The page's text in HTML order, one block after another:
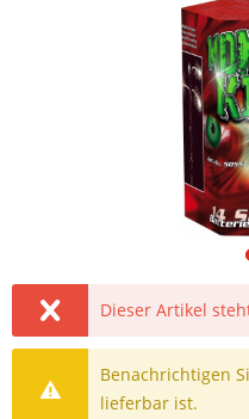
Dieser Artikel
Benachrichtigen
lieferbar ist.